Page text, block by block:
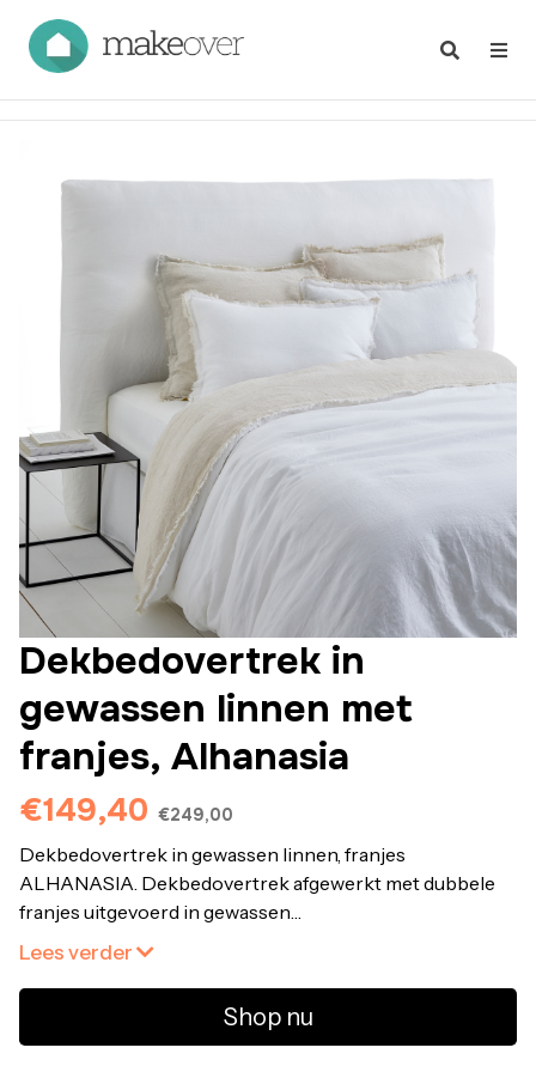
Dekbedovertrek in
gewassen linnen met
franjes, Alhanasia
€149,40 €249,00
Dekbedovertrek in gewassen linnen, franjes
ALHANASIA. Dekbedovertrek afgewerkt met dubbele
franjes uitgevoerd in gewassen
linnen.Omschrijving • 100% linnen, 160 g/m2 • Rechte
onderhoudtips om de kwaliteit van uw bedlinnen te
bewaren • Wassen op 40° • Droogtrommel op lage
Lees verder
Shop nu